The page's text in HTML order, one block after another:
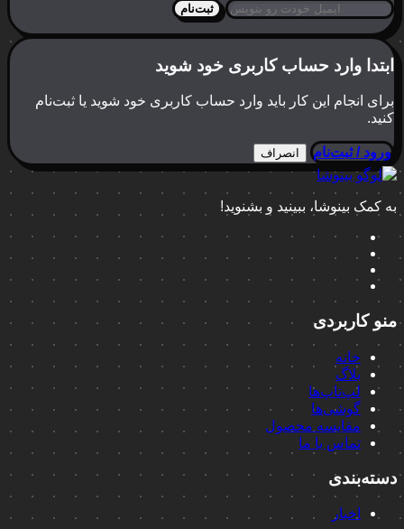
ثبت‌نام
ابتدا وارد حساب کاربری خود شوید
برای انجام این کار باید وارد حساب کاربری خود شوید یا ثبت‌نام
کنید.
ورود / ثبت‌نام انصراف
به کمک بینوشا، ببینید و بشنوید!
منو کاربردی
خانه
بلاگ
لپ‌تاپ‌ها
گوشی‌ها
مقایسه محصول
تماس با ما
دسته‌بندی
اخبار